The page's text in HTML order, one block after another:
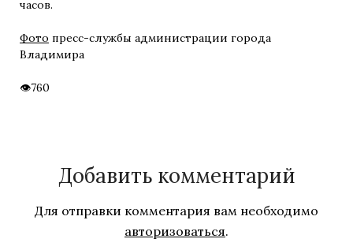
часов.
Фото пресс-службы администрации города
Владимира
760
Добавить комментарий
Для отправки комментария вам необходимо
авторизоваться.